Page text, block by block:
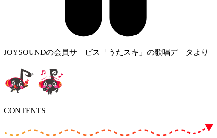
JOYSOUNDの会員サービス「うたスキ」の歌唱データより
CONTENTS